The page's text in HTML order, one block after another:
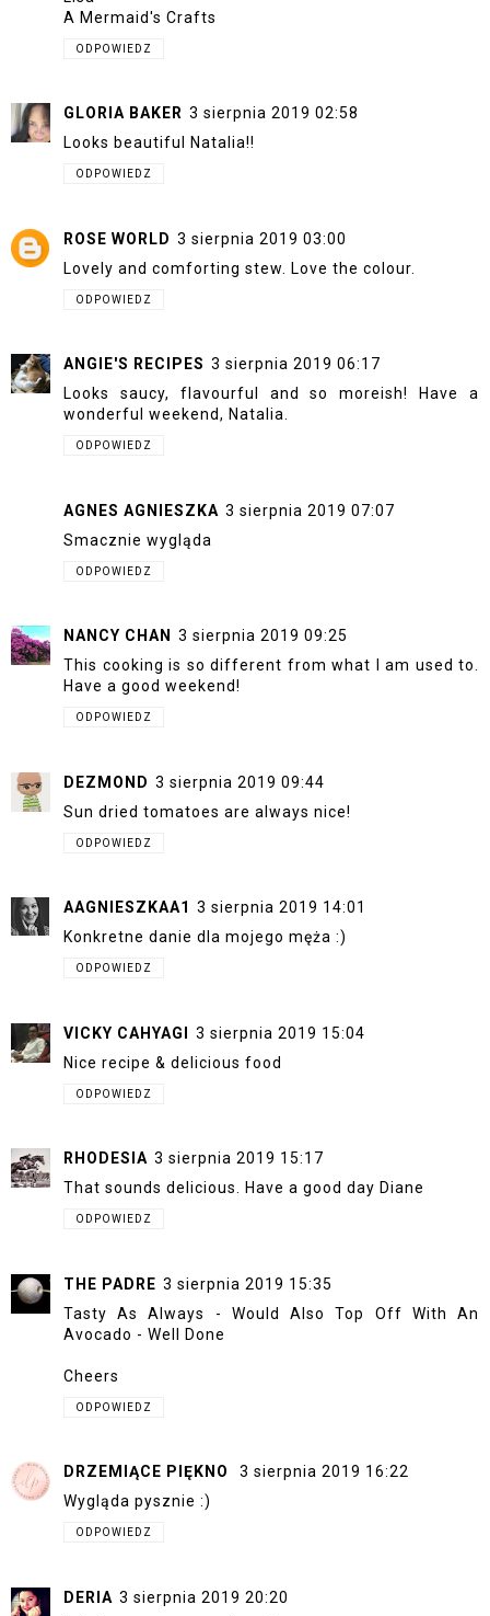
A Mermaid's Crafts
ODPOWIEDZ
GLORIA BAKER 3 sierpnia 2019 02:58
Looks beautiful Natalia!!
ODPOWIEDZ
ROSE WORLD 3 sierpnia 2019 03:00
Lovely and comforting stew. Love the colour.
ODPOWIEDZ
ANGIE'S RECIPES 3 sierpnia 2019 06:17
Looks saucy, flavourful and so moreish! Have a
wonderful weekend, Natalia.
ODPOWIEDZ
AGNES AGNIESZKA 3 sierpnia 2019 07:07
Smacznie wygląda
ODPOWIEDZ
NANCY CHAN
3 sierpnia 2019 09:25
This cooking is so different from what I am used to.
Have a good weekend!
ODPOWIEDZ
DEZMOND 3 sierpnia 2019 09:44
Sun dried tomatoes are always nice!
ODPOWIEDZ
AAGNIESZKAA1 3 sierpnia 2019 14:01
Konkretne danie dla mojego męża :)
ODPOWIEDZ
VICKY CAHYAGI
3 sierpnia 2019 15:04
Nice recipe & delicious food
ODPOWIEDZ
RHODESIA 3 sierpnia 2019 15:17
That sounds delicious. Have a good day Diane
ODPOWIEDZ
THE PADRE 3 sierpnia 2019 15:35
Tasty As Always - Would Also Top Off With An
Avocado - Well Done
Cheers
ODPOWIEDZ
DRZEMIĄCE PIĘKNO
3 sierpnia 2019 16:22
Wygląda pysznie :)
ODPOWIEDZ
DERIA 3 sierpnia 2019 20:20